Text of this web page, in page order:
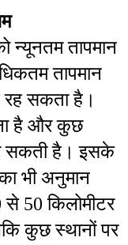
न्यूनतम तापमान
तापमान
रह सकता है।
है और कुछ
सकती है। इसके
भी अनुमान
50 किलोमीटर
कुछ स्थानों पर